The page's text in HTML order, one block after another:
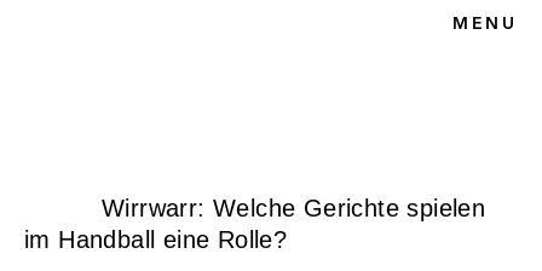
MENU
Wirrwarr: Welche Gerichte spielen
im Handball eine Rolle?